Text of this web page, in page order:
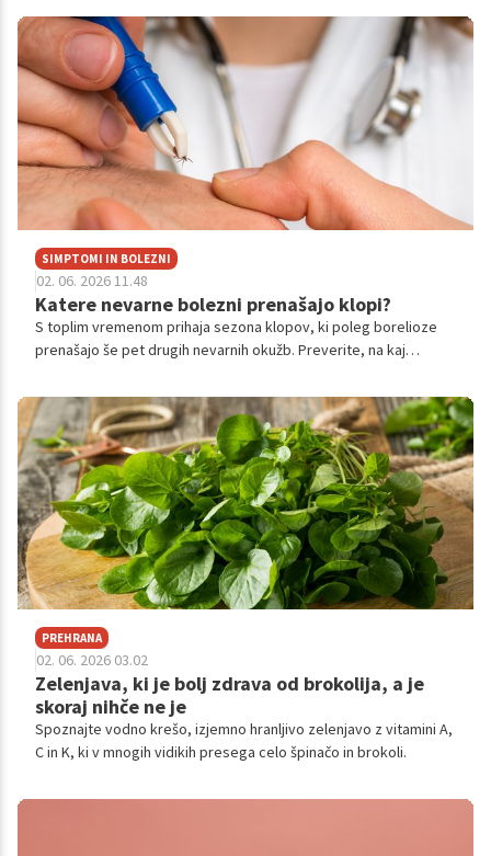
normalen. Krvna slika normalna. Na papirju je bil ta človek
popolnoma zdrav.
SIMPTOMI IN BOLEZNI
02. 06. 2026 11.48
Katere nevarne bolezni prenašajo klopi?
S toplim vremenom prihaja sezona klopov, ki poleg borelioze
prenašajo še pet drugih nevarnih okužb. Preverite, na kaj
PREHRANA
02. 06. 2026 03.02
Zelenjava, ki je bolj zdrava od brokolija, a je
skoraj nihče ne je
Spoznajte vodno krešo, izjemno hranljivo zelenjavo z vitamini A,
C in K, ki v mnogih vidikih presega celo špinačo in brokoli.